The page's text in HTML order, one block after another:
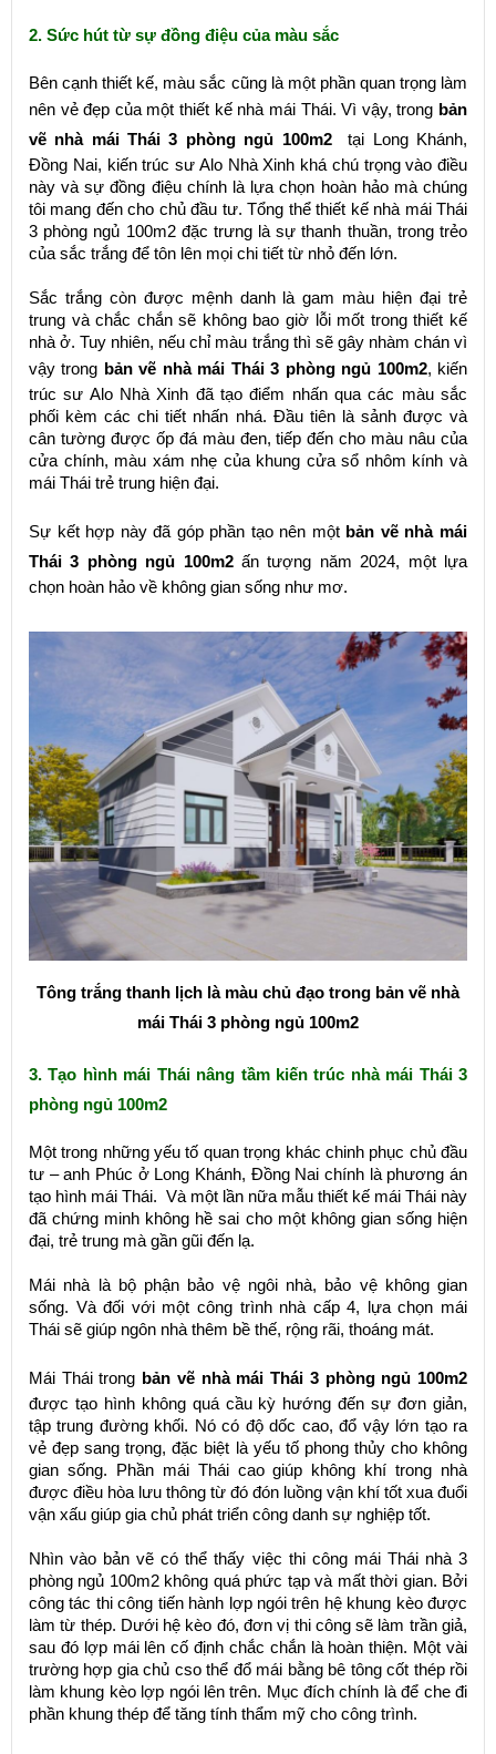
2. Sức hút từ sự đồng điệu của màu sắc
Bên cạnh thiết kế, màu sắc cũng là một phần quan trọng làm
nên vẻ đẹp của một thiết kế nhà mái Thái. Vì vậy, trong bản
vẽ nhà mái Thái 3 phòng ngủ 100m2tại Long Khánh,
Đồng Nai, kiến trúc sư Alo Nhà Xinh khá chú trọng vào điều
này và sự đồng điệu chính là lựa chọn hoàn hảo mà chúng
tôi mang đến cho chủ đầu tư. Tổng thể thiết kế nhà mái Thái
3 phòng ngủ 100m2 đặc trưng là sự thanh thuần, trong trẻo
của sắc trắng để tôn lên mọi chi tiết từ nhỏ đến lớn.
Sắc trắng còn được mệnh danh là gam màu hiện đại trẻ
trung và chắc chắn sẽ không bao giờ lỗi mốt trong thiết kế
nhà ở. Tuy nhiên, nếu chỉ màu trắng thì sẽ gây nhàm chán vì
vậy trong bản vẽ nhà mái Thái 3 phòng ngủ 100m2, kiến
trúc sư Alo Nhà Xinh đã tạo điểm nhấn qua các màu sắc
phối kèm các chi tiết nhấn nhá. Đầu tiên là sảnh được và
cân tường được ốp đá màu đen, tiếp đến cho màu nâu của
cửa chính, màu xám nhẹ của khung cửa sổ nhôm kính và
mái Thái trẻ trung hiện đại.
Sự kết hợp này đã góp phần tạo nên một bản vẽ nhà mái
Thái 3 phòng ngủ 100m2ấn tượng năm 2024, một lựa
chọn hoàn hảo về không gian sống như mơ.
Tông trắng thanh lịch là màu chủ đạo trong bản vẽ nhà
mái Thái 3 phòng ngủ 100m2
3. Tạo hình mái Thái nâng tầm kiến trúc nhà mái Thái 3
phòng ngủ 100m2
Một trong những yếu tố quan trọng khác chinh phục chủ đầu
tư – anh Phúc ở Long Khánh, Đồng Nai chính là phương án
tạo hình mái Thái. Và một lần nữa mẫu thiết kế mái Thái này
đã chứng minh không hề sai cho một không gian sống hiện
đại, trẻ trung mà gần gũi đến lạ.
Mái nhà là bộ phận bảo vệ ngôi nhà, bảo vệ không gian
sống. Và đối với một công trình nhà cấp 4, lựa chọn mái
Thái sẽ giúp ngôn nhà thêm bề thế, rộng rãi, thoáng mát.
Mái Thái trong bản vẽ nhà mái Thái 3 phòng ngủ 100m2
được tạo hình không quá cầu kỳ hướng đến sự đơn giản,
tập trung đường khối. Nó có độ dốc cao, đổ vậy lớn tạo ra
vẻ đẹp sang trọng, đặc biệt là yếu tố phong thủy cho không
gian sống. Phần mái Thái cao giúp không khí trong nhà
được điều hòa lưu thông từ đó đón luồng vận khí tốt xua đuổi
vận xấu giúp gia chủ phát triển công danh sự nghiệp tốt.
Nhìn vào bản vẽ có thể thấy việc thi công mái Thái nhà 3
phòng ngủ 100m2 không quá phức tạp và mất thời gian. Bởi
công tác thi công tiến hành lợp ngói trên hệ khung kèo được
làm từ thép. Dưới hệ kèo đó, đơn vị thi công sẽ làm trần giả,
sau đó lợp mái lên cố định chắc chắn là hoàn thiện. Một vài
trường hợp gia chủ cso thể đổ mái bằng bê tông cốt thép rồi
làm khung kèo lợp ngói lên trên. Mục đích chính là để che đi
phần khung thép để tăng tính thẩm mỹ cho công trình.